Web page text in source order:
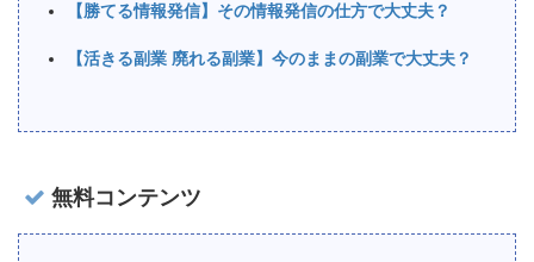
【勝てる情報発信】その情報発信の仕方で大丈夫？
【活きる副業 廃れる副業】今のままの副業で大丈夫？
無料コンテンツ